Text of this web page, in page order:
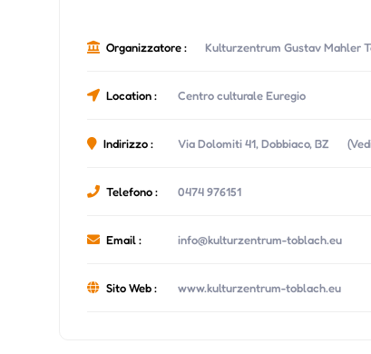
Organizzatore : Kulturzentrum Gustav Mahler
Location : Centro culturale Euregio
Indirizzo : Via Dolomiti 41, Dobbiaco, BZ
Telefono : 0474 976151
Email : info@kulturzentrum-toblach.eu
Sito Web : www.kulturzentrum-toblach.eu